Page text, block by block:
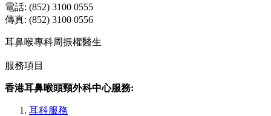
電話: (852) 3100 0555
傳真: (852) 3100 0556
耳鼻喉專科周振權醫生
服務項目
香港耳鼻喉頭頸外科中心服務:
耳科服務